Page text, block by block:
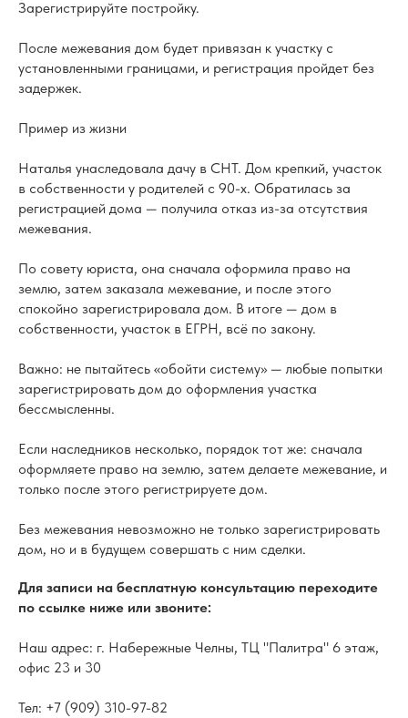
Зарегистрируйте постройку.
После межевания дом будет привязан к участку с
установленными границами, и регистрация пройдет без
задержек.
Пример из жизни
Наталья унаследовала дачу в СНТ. Дом крепкий, участок
в собственности у родителей с 90-х. Обратилась за
регистрацией дома — получила отказ из-за отсутствия
межевания.
По совету юриста, она сначала оформила право на
землю, затем заказала межевание, и после этого
спокойно зарегистрировала дом. В итоге — дом в
собственности, участок в ЕГРН, всё по закону.
Важно: не пытайтесь «обойти систему» — любые попытки
зарегистрировать дом до оформления участка
бессмысленны.
Если наследников несколько, порядок тот же: сначала
оформляете право на землю, затем делаете межевание, и
только после этого регистрируете дом.
Без межевания невозможно не только зарегистрировать
дом, но и в будущем совершать с ним сделки.
Для записи на бесплатную консультацию переходите
по ссылке ниже или звоните:
Наш адрес: г. Набережные Челны, ТЦ "Палитра" 6 этаж,
офис 23 и 30
Тел: +7 (909) 310-97-82